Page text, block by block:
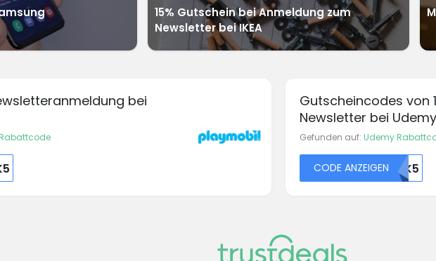
15% Gutschein bei Anmeldung zum
Newsletter bei IKEA
bei
Gutscheincodes von
Newsletter bei Udemy
Gefunden auf: Udemy
CODE ANZEIGEN
46522OTK5